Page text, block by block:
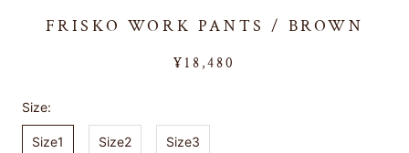
FRISKO WORK PANTS / BROWN
¥18,480
Size:
Size1 Size2 Size3